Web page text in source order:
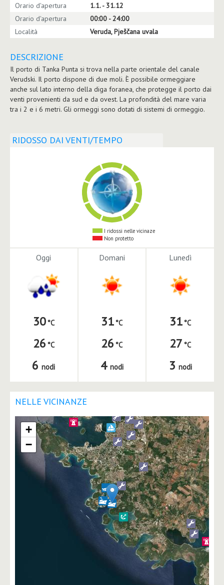
Orario d'apertura
1.1. - 31.12
Orario d'apertura
00:00 - 24:00
Località
Veruda, Pješčana uvala
DESCRIZIONE
Il porto di Tanka Punta si trova nella parte orientale del canale
Verudski. Il porto dispone di due moli. È possibile ormeggiare
anche sul lato interno della diga foranea, che protegge il porto dai
venti provenienti da sud e da ovest. La profondità del mare varia
tra i 2 e i 6 metri. Gli ormeggi sono dotati di sistemi di ormeggio.
RIDOSSO DAI VENTI/TEMPO
I ridossi nelle vicinaze
Non protetto
Oggi
30
26
6 nodi
Domani
31
26
4 nodi
Lunedì
31
27
3 nodi
NELLE VICINANZE
+
−